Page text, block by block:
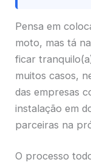
Pensa em
moto, mas tá
ficar
muitos casos,
das empresas
instalação em
parceiras na
O processo